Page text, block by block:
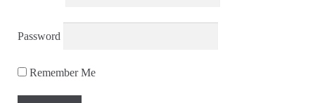
Password
Remember Me